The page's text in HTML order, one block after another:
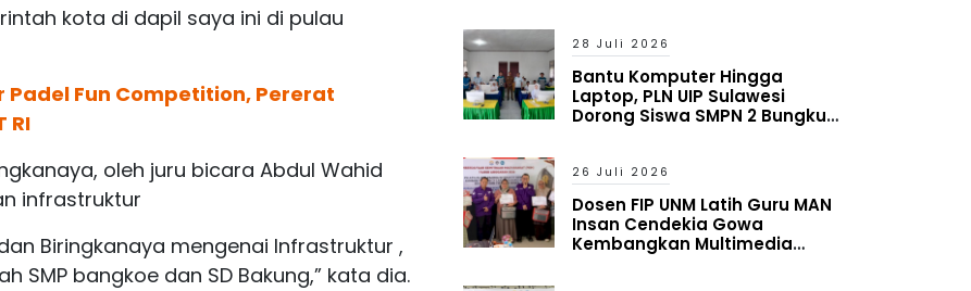
kota di dapil saya ini di pulau
Padel Fun Competition, Pererat
RI
oleh juru bicara Abdul Wahid
infrastruktur
Biringkanaya mengenai Infrastruktur ,
SMP bangkoe dan SD Bakung,” kata dia.
28 Juli 2026
Bantu Komputer Hingga
Laptop, PLN UIP Sulawesi
Dorong Siswa SMPN 2 Bungku
26 Juli 2026
Dosen FIP UNM Latih Guru MAN
Insan Cendekia Gowa
Kembangkan Multimedia